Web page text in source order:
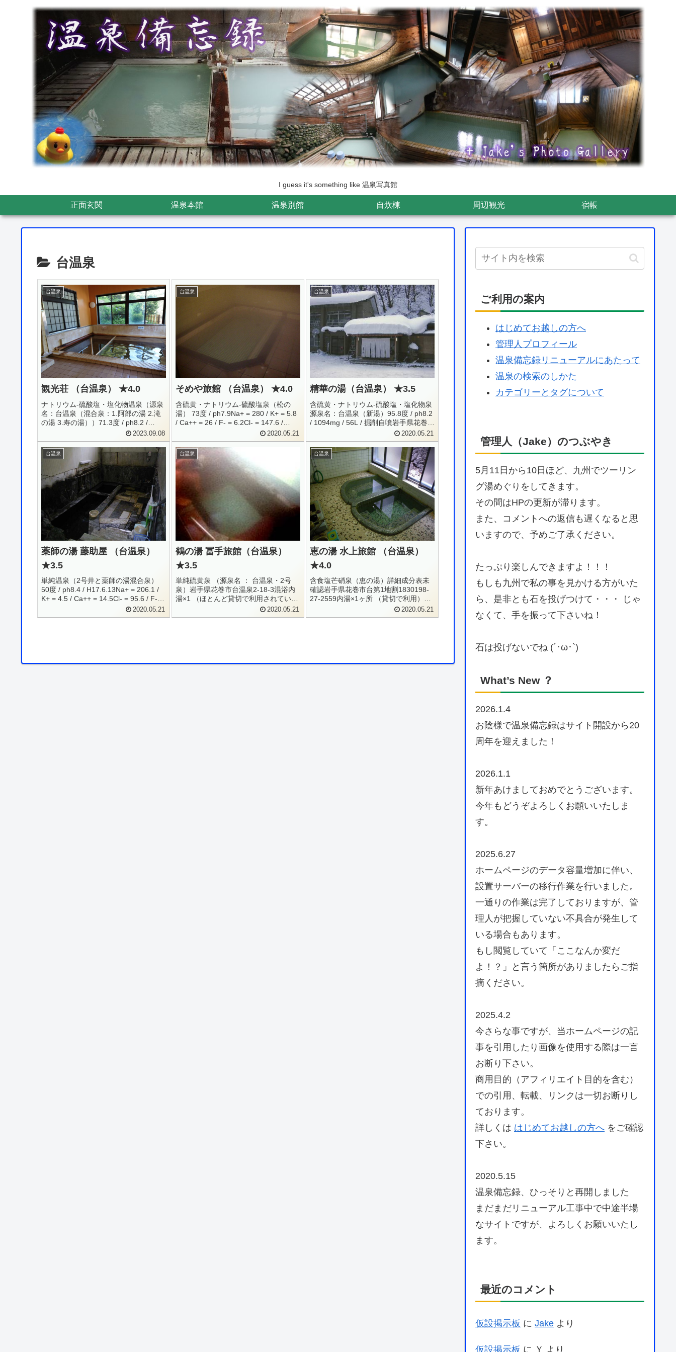
I guess it's something like 温泉写真館
正面玄関 温泉本館 温泉別館 自炊棟 周辺観光 宿帳
台温泉
台温泉
観光荘 （台温泉） ★4.0
ナトリウム-硫酸塩・塩化物温泉（源泉
名：台温泉（混合泉：1.阿部の湯 2.滝
の湯 3.寿の湯））71.3度 / ph8.2 /
H27.8.31Na+ = 302.95 / K+ = 4.0 / Ca+
= 15.1 / Li+ = 0.4...
2023.09.08
台温泉
そめや旅館 （台温泉） ★4.0
含硫黄・ナトリウム-硫酸塩泉（松の
湯） 73度 / ph7.9Na+ = 280 / K+ = 5.8
/ Ca++ = 26 / F- = 6.2Cl- = 147.6 /
SO4-- = 360 / HCO3- = 91.8H2SiO3...
2020.05.21
台温泉
精華の湯（台温泉） ★3.5
含硫黄・ナトリウム-硫酸塩・塩化物泉
源泉名：台温泉（新湯）95.8度 / ph8.2
/ 1094mg / 56L / 掘削自噴岩手県花巻市
台温泉男女別内湯0198-27-2426500円
6:00 - 22:00台温泉街のど真ん中にあ
る、台...
2020.05.21
台温泉
薬師の湯 藤助屋 （台温泉）
★3.5
単純温泉（2号井と薬師の湯混合泉）
50度 / ph8.4 / H17.6.13Na+ = 206.1 /
K+ = 4.5 / Ca++ = 14.5Cl- = 95.6 / F- =
5.2 / HS- = 1.2 / SO4-- = ...
2020.05.21
台温泉
鶴の湯 冨手旅館（台温泉）
★3.5
単純硫黄泉 （源泉名 ： 台温泉・2号
泉）岩手県花巻市台温泉2-18-3混浴内
湯×1 （ほとんど貸切で利用されてい
る）0198-27-2553100円台温泉街の一
角にあるこじんまりした旅館です。日
2020.05.21
台温泉
恵の湯 水上旅館 （台温泉）
★4.0
含食塩芒硝泉（恵の湯）詳細成分表未
確認岩手県花巻市台第1地割1830198-
27-2559内湯×1ヶ所 （貸切で利用）
300円小さな旅館が軒を連ねる風情が素
敵な台温泉。久し振りに訪れました。
2020.05.21
ご利用の案内
はじめてお越しの方へ
管理人プロフィール
温泉備忘録リニューアルにあたって
温泉の検索のしかた
カテゴリーとタグについて
管理人（Jake）のつぶやき
5月11日から10日ほど、九州でツーリン
グ湯めぐりをしてきます。
その間はHPの更新が滞ります。
また、コメントへの返信も遅くなると思
いますので、予めご了承ください。
たっぷり楽しんできますよ！！！
もしも九州で私の事を見かける方がいた
ら、是非とも石を投げつけて・・・ じゃ
なくて、手を振って下さいね！
石は投げないでね (´･ω･`)
What’s New ？
2026.1.4
お陰様で温泉備忘録はサイト開設から20
周年を迎えました！
2026.1.1
新年あけましておめでとうございます。
今年もどうぞよろしくお願いいたしま
す。
2025.6.27
ホームページのデータ容量増加に伴い、
設置サーバーの移行作業を行いました。
一通りの作業は完了しておりますが、管
理人が把握していない不具合が発生して
いる場合もあります。
もし閲覧していて「ここなんか変だ
よ！？」と言う箇所がありましたらご指
摘ください。
2025.4.2
今さらな事ですが、当ホームページの記
事を引用したり画像を使用する際は一言
お断り下さい。
商用目的（アフィリエイト目的を含む）
での引用、転載、リンクは一切お断りし
ております。
詳しくは はじめてお越しの方へ をご確認
下さい。
2020.5.15
温泉備忘録、ひっそりと再開しました
まだまだリニューアル工事中で中途半場
なサイトですが、よろしくお願いいたし
ます。
最近のコメント
仮設掲示板 に Jake より
仮設掲示板 に Ｙ より